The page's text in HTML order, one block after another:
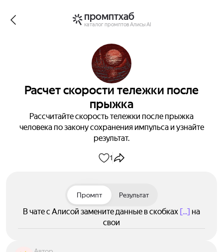
промптхаб
каталог промптов Алисы AI
Расчет скорости тележки после
прыжка
Рассчитайте скорость тележки после прыжка
человека по закону сохранения импульса и узнайте
результат.
1
Промпт Результат
В чате с Алисой замените данные в скобках [...] на
свои